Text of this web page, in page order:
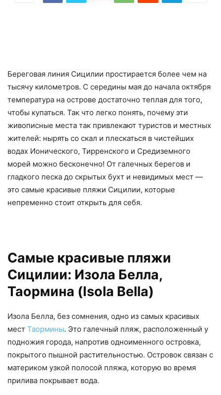
Береговая линия Сицилии простирается более чем на
тысячу километров. С середины мая до начала октября
температура на острове достаточно теплая для того,
чтобы купаться. Так что легко понять, почему эти
живописные места так привлекают туристов и местных
жителей: нырять со скал и плескаться в чистейших
водах Ионического, Тирренского и Средиземного
морей можно бесконечно! От галечных берегов и
гладкого песка до скрытых бухт и невидимых мест —
это самые красивые пляжи Сицилии, которые
непременно стоит открыть для себя.
Самые красивые пляжи
Сицилии: Изола Белла,
Таормина (Isola Bella)
Изола Белла, без сомнения, одно из самых красивых
мест Таормины. Это галечный пляж, расположенный у
подножия города, напротив одноименного островка,
покрытого пышной растительностью. Островок связан с
материком узкой полосой пляжа, которую во время
прилива покрывает вода.